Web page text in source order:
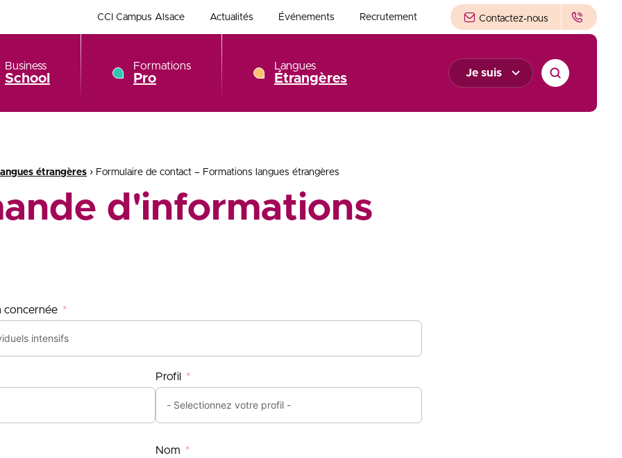
CCI Campus Alsace Actualités Événements Recrutement Contactez-nous
Business
School
Formations
Pro
Langues
Étrangères Je suis
étrangères › Formulaire de contact – Formations langues étrangères
d'informations
concernée
Profil
Nom